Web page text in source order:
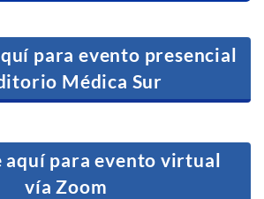
para evento presencial
Médica Sur
aquí para evento virtual
vía Zoom